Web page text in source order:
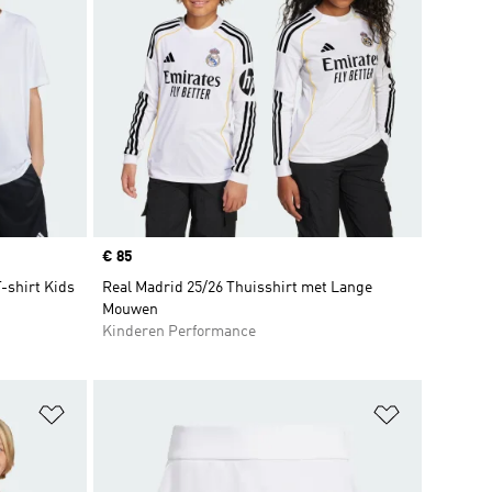
shirt Kids
Price
€ 85
Real Madrid 25/26 Thuisshirt met Lange
Mouwen
Kinderen Performance